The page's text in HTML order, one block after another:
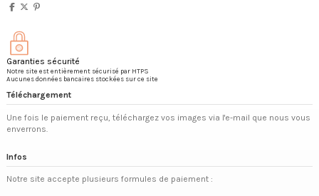
Garanties sécurité
Notre site est entièrement sécurisé par HTPS
Aucunes données bancaires stockées sur ce site
Téléchargement
Une fois le paiement reçu, téléchargez vos images via l'e-mail que nous vous
enverrons.
Infos
Notre site accepte plusieurs formules de paiement :